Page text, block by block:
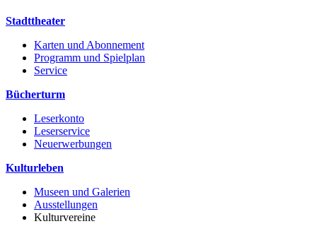
Stadttheater
Karten und Abonnement
Programm und Spielplan
Service
Bücherturm
Leserkonto
Leserservice
Neuerwerbungen
Kulturleben
Museen und Galerien
Ausstellungen
Kulturvereine